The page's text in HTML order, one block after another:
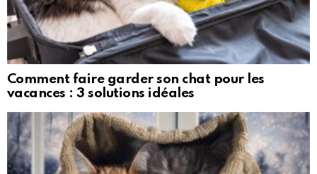
Comment faire garder son chat pour les
vacances : 3 solutions idéales